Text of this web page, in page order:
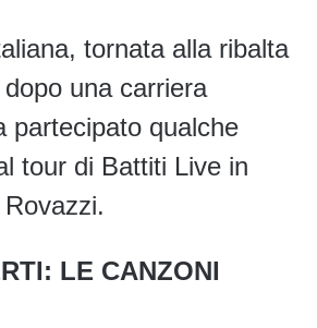
tornata alla ribalta
una carriera
partecipato qualche
tour di Battiti Live in
LE CANZONI